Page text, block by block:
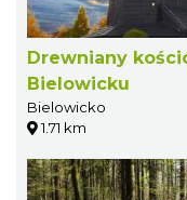
Drewniany
Bielowicku
Bielowicko
1.71 km